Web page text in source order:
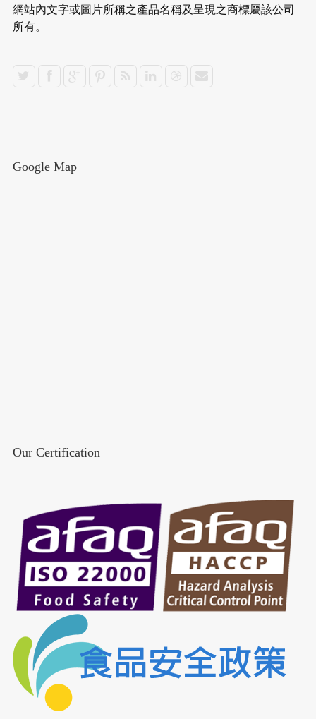
網站內文字或圖片所稱之產品名稱及呈現之商標屬該公司
所有。
Google Map
Our Certification